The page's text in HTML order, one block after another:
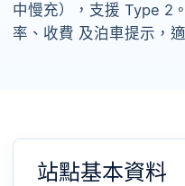
中慢充），支援 Type 2
率、收費 及泊車提示，
站點基本資料